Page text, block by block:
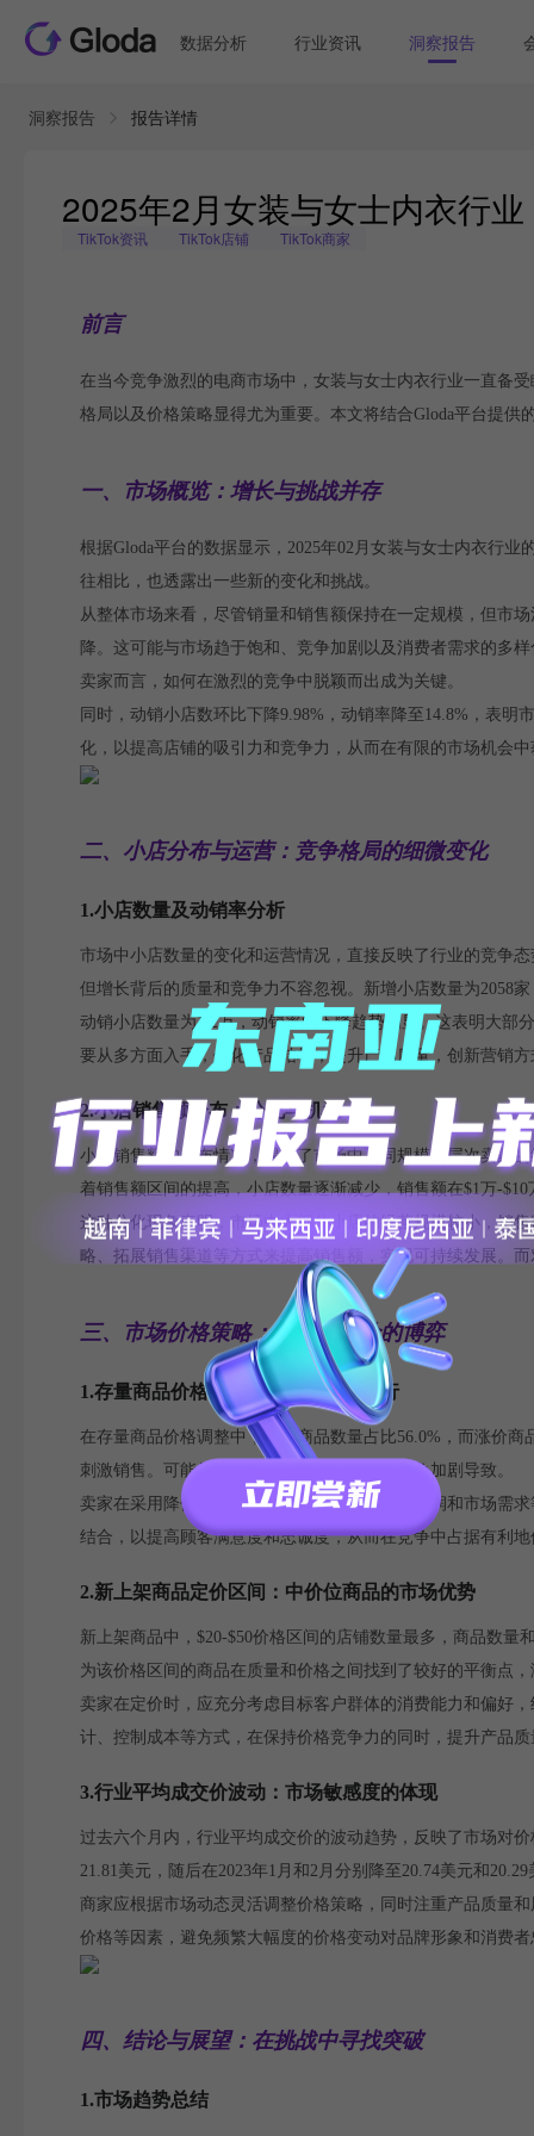
数据分析 行业资讯 洞察报告
洞察报告 报告详情
2025年2月女装与女士内衣行
TikTok资讯 TikTok店铺 TikTok商家
前言
在当今竞争激烈的电商市场中，女装与女士内衣行业一直备
格局以及价格策略显得尤为重要。本文将结合Gloda平台提
一、市场概览：增长与挑战并存
根据Gloda平台的数据显示，2025年02月女装与女士内衣行
往相比，也透露出一些新的变化和挑战。
从整体市场来看，尽管销量和销售额保持在一定规模，但市
降。这可能与市场趋于饱和、竞争加剧以及消费者需求的多
卖家而言，如何在激烈的竞争中脱颖而出成为关键。
同时，动销小店数环比下降9.98%，动销率降至14.8%，表
化，以提高店铺的吸引力和竞争力，从而在有限的市场机会
二、小店分布与运营：竞争格局的细微变化
1.小店数量及动销率分析
市场中小店数量的变化和运营情况，直接反映了行业的竞争
但增长背后的质量和竞争力不容忽视。新增小店数量为2058
动销小店数量为1.2万，动销率的下降趋势明显。这表明大部
要从多方面入手，优化产品结构，提升产品质量，创新营销
2.小店销售额分布：分化与机遇
小店销售额的分布情况，揭示了市场中不同规模和层次卖家
着销售额区间的提高，小店数量逐渐减少，销售额在$1万-
这种分化现象表明，市场中大部分小店的经营规模较小，销
略、拓展销售渠道等方式来提高销售额，实现可持续发展。
三、市场价格策略：降价与定价的博弈
1.存量商品价格调整：降价策略的盛行
在存量商品价格调整中，降价商品数量占比56.0%，而涨价
刺激销售。可能是由于平台活动大促或低价竞争加剧导致。
卖家在采用降价策略时，需要综合考虑成本、利润和市场需
结合，以提高顾客满意度和忠诚度，从而在竞争中占据有利地
2.新上架商品定价区间：中价位商品的市场优势
新上架商品中，$20-$50价格区间的店铺数量最多，商品数
为该价格区间的商品在质量和价格之间找到了较好的平衡点
卖家在定价时，应充分考虑目标客户群体的消费能力和偏好
计、控制成本等方式，在保持价格竞争力的同时，提升产品
3.行业平均成交价波动：市场敏感度的体现
过去六个月内，行业平均成交价的波动趋势，反映了市场对
21.81美元，随后在2023年1月和2月分别降至20.74美元和20.29
商家应根据市场动态灵活调整价格策略，同时注重产品质量
价格等因素，避免频繁大幅度的价格变动对品牌形象和消费
四、结论与展望：在挑战中寻找突破
1.市场趋势总结